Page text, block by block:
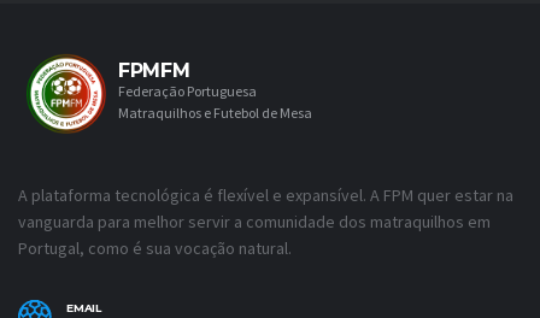
FPMFM
Federação Portuguesa
Matraquilhos e Futebol de Mesa
A plataforma tecnológica é flexível e expansível. A FPM quer estar na
vanguarda para melhor servir a comunidade dos matraquilhos em
Portugal, como é sua vocação natural.
EMAIL